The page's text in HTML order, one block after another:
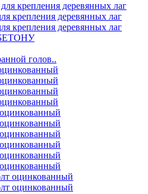
крепления деревянных лаг
крепления деревянных лаг
крепления деревянных лаг
голов..
оцинкованный
оцинкованный